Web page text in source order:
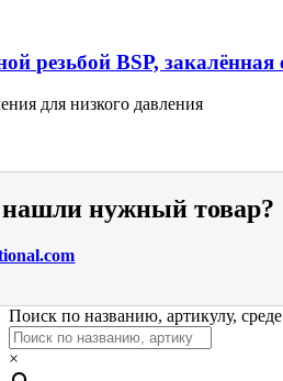
резьбой BSP, закалённая
для низкого давления
нужный товар?
Поиск по названию, артикулу,
×